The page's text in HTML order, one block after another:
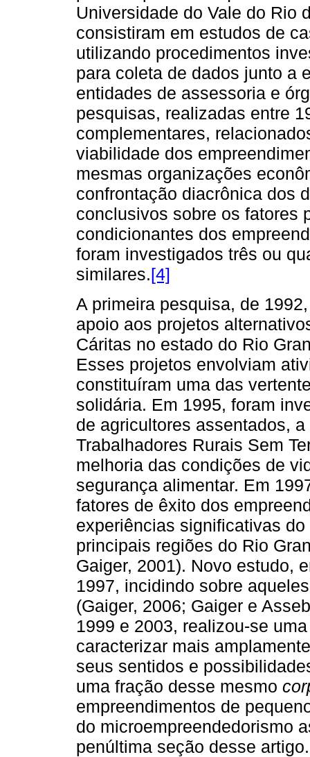
Universidade do Vale do Rio
consistiram em estudos de
utilizando procedimentos
para coleta de dados junto a
entidades de assessoria e
pesquisas, realizadas entre
complementares,
viabilidade dos
mesmas organizações
confrontação diacrônica dos
conclusivos sobre os fatores
condicionantes dos
foram investigados três ou
similares.[4]
A primeira pesquisa, de
apoio aos projetos
Cáritas no estado do Rio
Esses projetos envolviam
constituíram uma das
solidária. Em 1995, foram
de agricultores assentados,
Trabalhadores Rurais Sem
melhoria das condições de
segurança alimentar. Em
fatores de êxito dos
experiências significativas
principais regiões do Rio
Gaiger, 2001). Novo estudo,
1997, incidindo sobre
(Gaiger, 2006; Gaiger e
1999 e 2003, realizou-se
caracterizar mais
seus sentidos e
uma fração desse mesmo
empreendimentos de
do microempreendedorismo
penúltima seção desse artigo.